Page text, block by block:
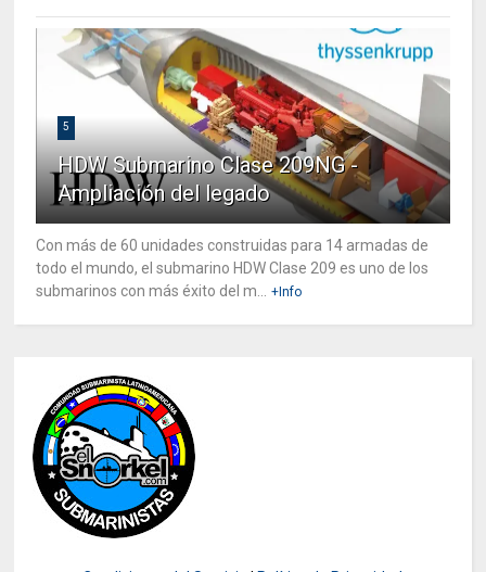
5
HDW Submarino Clase 209NG -
Ampliación del legado
Con más de 60 unidades construidas para 14 armadas de
todo el mundo, el submarino HDW Clase 209 es uno de los
submarinos con más éxito del m...
+Info